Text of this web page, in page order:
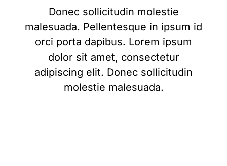
Donec sollicitudin molestie
malesuada. Pellentesque in ipsum id
orci porta dapibus. Lorem ipsum
dolor sit amet, consectetur
adipiscing elit. Donec sollicitudin
molestie malesuada.